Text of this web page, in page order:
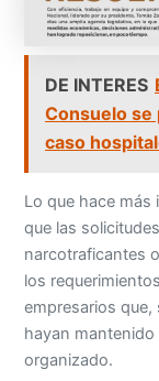
DE INTERES
Consuelo
caso
Lo que hace más
que las
narcotraficantes
los
empresarios
hayan
organizado.